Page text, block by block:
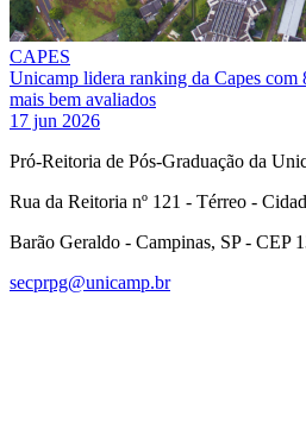
CAPES
Unicamp lidera ranking da Capes com
mais bem avaliados
17 jun 2026
Pró-Reitoria de Pós-Graduação da
Rua da Reitoria nº 121 - Térreo -
Barão Geraldo - Campinas, SP - CEP
secprpg@unicamp.br